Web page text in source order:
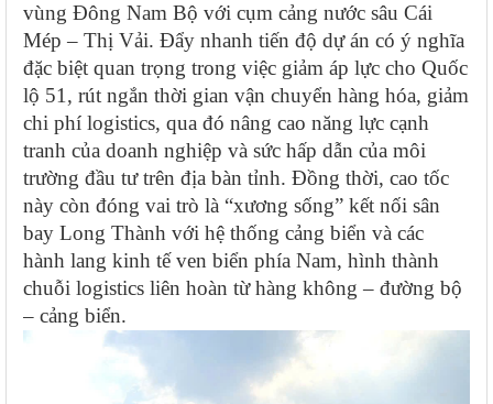
vùng Đông Nam Bộ với cụm cảng nước sâu Cái
Mép – Thị Vải. Đẩy nhanh tiến độ dự án có ý nghĩa
đặc biệt quan trọng trong việc giảm áp lực cho Quốc
lộ 51, rút ngắn thời gian vận chuyển hàng hóa, giảm
chi phí logistics, qua đó nâng cao năng lực cạnh
tranh của doanh nghiệp và sức hấp dẫn của môi
trường đầu tư trên địa bàn tỉnh. Đồng thời, cao tốc
này còn đóng vai trò là “xương sống” kết nối sân
bay Long Thành với hệ thống cảng biển và các
hành lang kinh tế ven biển phía Nam, hình thành
chuỗi logistics liên hoàn từ hàng không – đường bộ
– cảng biển.